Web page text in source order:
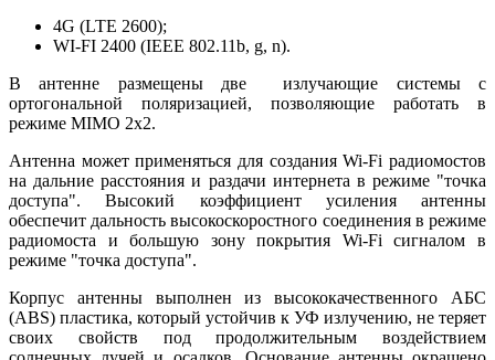
4G (LTE 2600);
WI-FI 2400 (IEEE 802.11b, g, n).
В антенне размещены две излучающие системы с
ортогональной поляризацией, позволяющие работать в
режиме MIMO 2х2.
Антенна может применяться для создания Wi-Fi радиомостов
на дальние расстояния и раздачи интернета в режиме "точка
доступа". Высокий коэффициент усиления антенны
обеспечит дальность высокоскоростного соединения в режиме
радиомоста и большую зону покрытия Wi-Fi сигналом в
режиме "точка доступа".
Корпус антенны выполнен из высококачественного АБС
(ABS) пластика, который устойчив к УФ излучению, не теряет
своих свойств под продолжительным воздействием